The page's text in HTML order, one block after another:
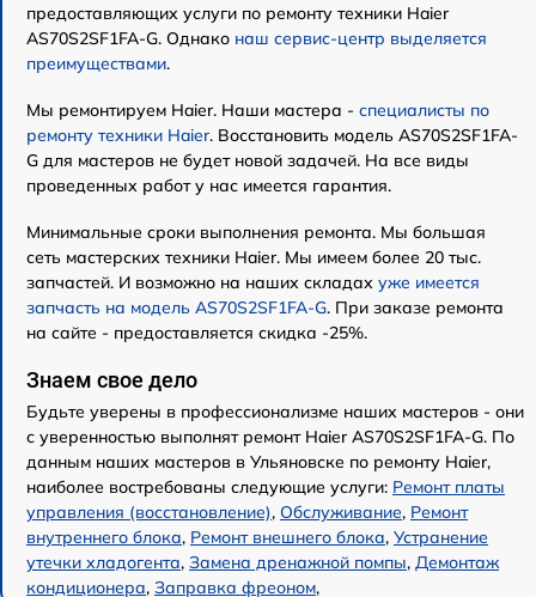
предоставляющих услуги по ремонту техники Haier
AS70S2SF1FA-G. Однако наш сервис-центр выделяется
преимуществами.
Мы ремонтируем Haier. Наши мастера - специалисты по
ремонту техники Haier. Восстановить модель AS70S2SF1FA-
G для мастеров не будет новой задачей. На все виды
проведенных работ у нас имеется гарантия.
Минимальные сроки выполнения ремонта. Мы большая
сеть мастерских техники Haier. Мы имеем более 20 тыс.
запчастей. И возможно на наших складах уже имеется
запчасть на модель AS70S2SF1FA-G. При заказе ремонта
на сайте - предоставляется скидка -25%.
Знаем свое дело
Будьте уверены в профессионализме наших мастеров - они
с уверенностью выполнят ремонт Haier AS70S2SF1FA-G. По
данным наших мастеров в Ульяновске по ремонту Haier,
наиболее востребованы следующие услуги: Ремонт платы
управления (восстановление), Обслуживание, Ремонт
внутреннего блока, Ремонт внешнего блока, Устранение
утечки хладогента, Замена дренажной помпы, Демонтаж
кондиционера, Заправка фреоном,